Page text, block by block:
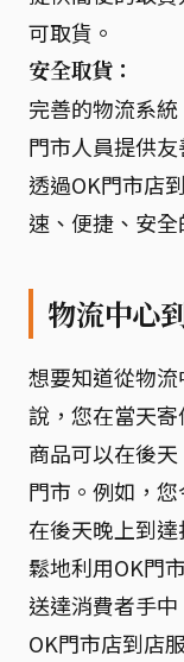
可取貨。
安全取貨：
完善的物流系
門市人員提供
透過OK門市店
速、便捷、安全
物流中心
想要知道從物
說，您在當天
商品可以在後
門市。例如，
在後天晚上到
鬆地利用OK門
送達消費者手
OK門市店到店